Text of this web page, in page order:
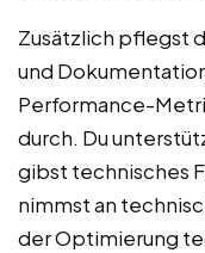
Zusätzlich pflegst
und
Performance-
durch. Du
gibst technisches
nimmst an
der Optimierung